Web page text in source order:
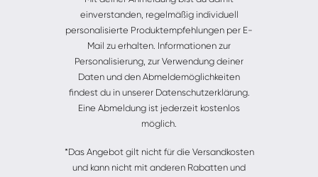
einverstanden, regelmäßig individuell
personalisierte Produktempfehlungen per E-
Mail zu erhalten. Informationen zur
Personalisierung, zur Verwendung deiner
Daten und den Abmeldemöglichkeiten
findest du in unserer Datenschutzerklärung.
Eine Abmeldung ist jederzeit kostenlos
möglich.
*Das Angebot gilt nicht für die Versandkosten
und kann nicht mit anderen Rabatten und